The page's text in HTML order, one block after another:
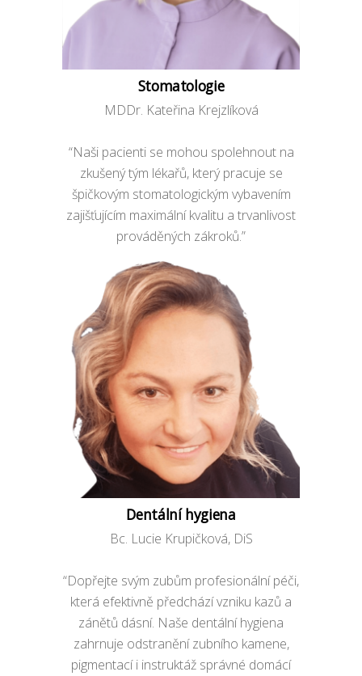
Stomatologie
MDDr. Kateřina Krejzlíková
“Naši pacienti se mohou spolehnout na
zkušený tým lékařů, který pracuje se
špičkovým stomatologickým vybavením
zajišťujícím maximální kvalitu a trvanlivost
prováděných zákroků.”
Dentální hygiena
Bc. Lucie Krupičková, DiS
“Dopřejte svým zubům profesionální péči,
která efektivně předchází vzniku kazů a
zánětů dásní. Naše dentální hygiena
zahrnuje odstranění zubního kamene,
pigmentací i instruktáž správné domácí